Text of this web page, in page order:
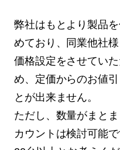
弊社はもとより製品
めており、同業他社
価格設定をさせてい
め、定価からのお値
とが出来ません。
ただし、数量がまと
カウントは検討可能